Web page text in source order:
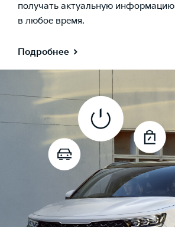
получать актуальную информацию
в любое время.
Подробнее